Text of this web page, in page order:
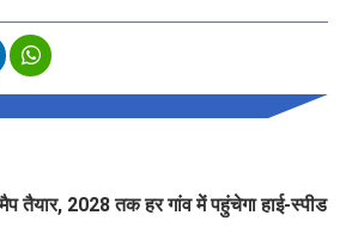
तैयार, 2028 तक हर गांव में पहुंचेगा हाई-स्पीड